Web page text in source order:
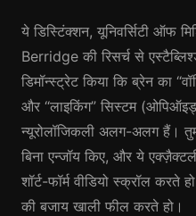
ये डिस्टिंक्शन, यूनिवर्सिटी ऑफ
Berridge की रिसर्च से
डिमॉन्स्ट्रेट किया कि ब्रेन का
और “लाइकिंग” सिस्टम
न्यूरोलॉजिकली अलग-अलग हैं।
बिना एन्जॉय किए, और ये
शॉर्ट-फॉर्म वीडियो स्क्रॉल
की बजाय खाली फील करते हो।